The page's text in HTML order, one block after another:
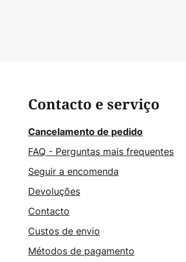
Contacto e serviço
Cancelamento de pedido
FAQ - Perguntas mais frequentes
Seguir a encomenda
Devoluções
Contacto
Custos de envio
Métodos de pagamento